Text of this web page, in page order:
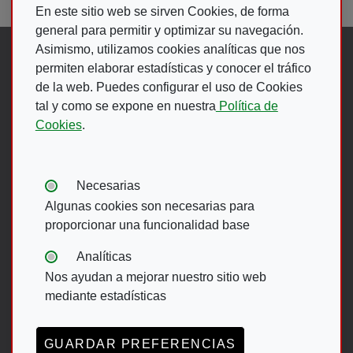
En este sitio web se sirven Cookies, de forma
general para permitir y optimizar su navegación.
Asimismo, utilizamos cookies analíticas que nos
permiten elaborar estadísticas y conocer el tráfico
de la web. Puedes configurar el uso de Cookies
tal y como se expone en nuestra Política de
Cookies.
Tipos de cookies:
Necesarias
Algunas cookies son necesarias para
proporcionar una funcionalidad base
Analíticas
Nos ayudan a mejorar nuestro sitio web
mediante estadísticas
GUARDAR PREFERENCIAS
Síguenos en:
Abre en ventana nueva. Ir a
Abre en ventana nueva. Ir
(Abre en nueva ventana)
Abre en ventana
(Abre en nueva
Abre en ventana
(Abre en nueva
Menú del pie
ACCESIBILIDAD
AVISO LEGAL
POLÍTICA DE PRIVACIDAD